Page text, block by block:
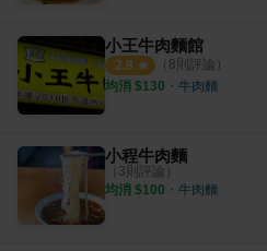
小王牛肉麵館
2.8 （ 8則評論）
均消 $130 ・ 牛肉麵
小程牛肉麵
（ 3則評論）
均消 $100 ・ 牛肉麵